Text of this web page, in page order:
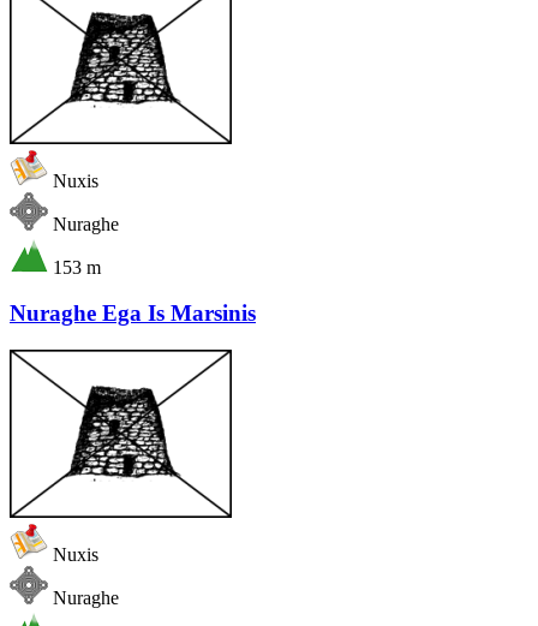
Nuxis
Nuraghe
153 m
Nuraghe Ega Is Marsinis
Nuxis
Nuraghe